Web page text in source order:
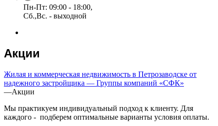
Пн-Пт: 09:00 - 18:00,
Сб.,Вс. - выходной
Акции
Жилая и коммерческая недвижимость в Петрозаводске от
надежного застройщика — Группы компаний «СФК»
—Акции
Мы практикуем индивидуальный подход к клиенту. Для
каждого - подберем оптимальные варианты условия оплаты.